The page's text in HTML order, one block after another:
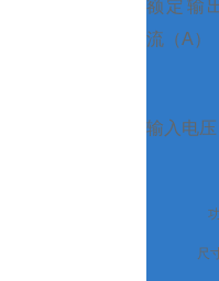
额定输
流（A）
输入电压
尺